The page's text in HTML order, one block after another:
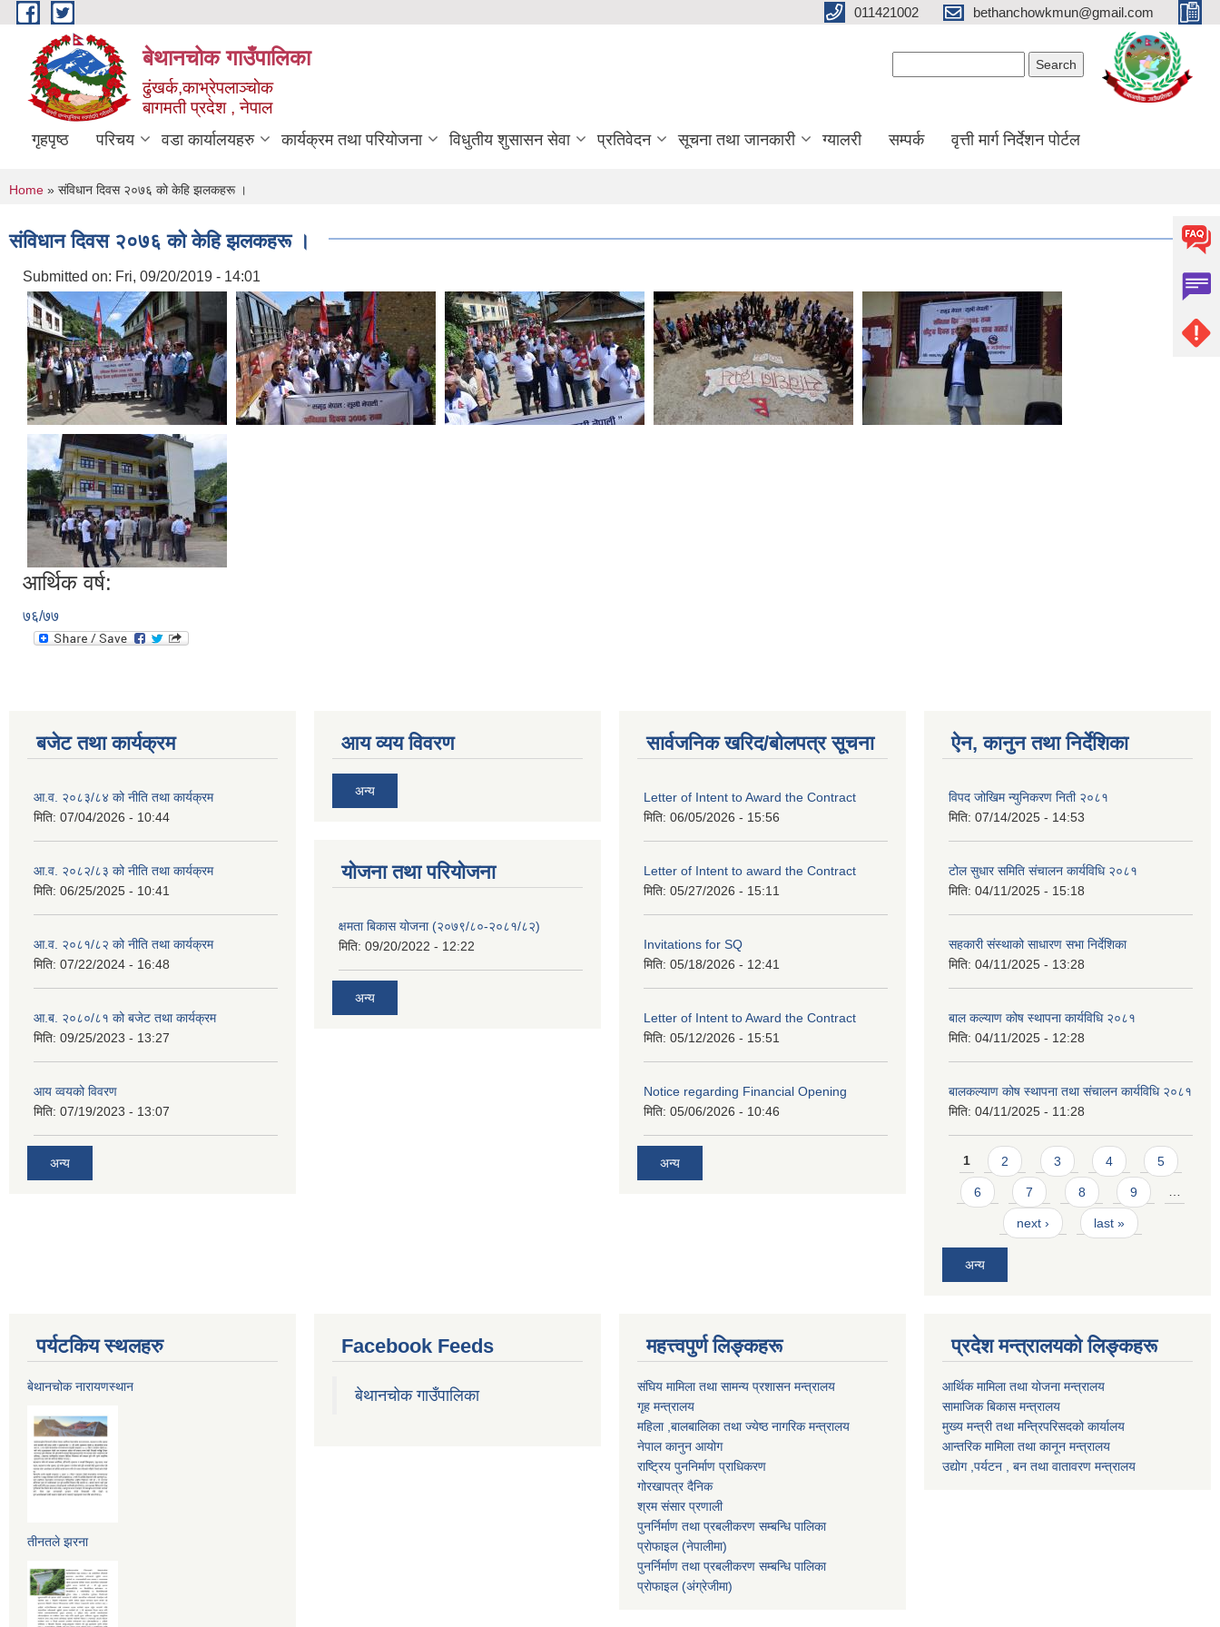
Skip to main content 011421002 bethanchowkmun@gmail.com
बेथानचोक गाउँपालिका
ढुंखर्क,काभ्रेपलाञ्चाेक
बागमती प्रदेश , नेपाल
गृहपृष्ठ परिचय वडा कार्यालयहरु कार्यक्रम तथा परियोजना विधुतीय शुसासन सेवा प्रतिवेदन सूचना तथा जानकारी ग्यालरी सम्पर्क वृत्ती मार्ग निर्देशन पोर्टल
You are here
Home » संविधान दिवस २०७६ काे केहि झलकहरू ।
संविधान दिवस २०७६ काे केहि झलकहरू ।
Submitted on: Fri, 09/20/2019 - 14:01
आर्थिक वर्ष:
७६/७७
बजेट तथा कार्यक्रम
आ.व. २०८३/८४ को नीति तथा कार्यक्रम
मिति: 07/04/2026 - 10:44
आ.व. २०८२/८३ को नीति तथा कार्यक्रम
मिति: 06/25/2025 - 10:41
आ.व. २०८१/८२ को नीति तथा कार्यक्रम
मिति: 07/22/2024 - 16:48
आ.ब. २०८०/८१ को बजेट तथा कार्यक्रम
मिति: 09/25/2023 - 13:27
आय व्वयको विवरण
मिति: 07/19/2023 - 13:07
अन्य
आय व्यय विवरण
अन्य
याेजना तथा परियाेजना
क्षमता बिकास योजना (२०७९/८०-२०८१/८२)
मिति: 09/20/2022 - 12:22
अन्य
सार्वजनिक खरिद/बोलपत्र सूचना
Letter of Intent to Award the Contract
मिति: 06/05/2026 - 15:56
Letter of Intent to award the Contract
मिति: 05/27/2026 - 15:11
Invitations for SQ
मिति: 05/18/2026 - 12:41
Letter of Intent to Award the Contract
मिति: 05/12/2026 - 15:51
Notice regarding Financial Opening
मिति: 05/06/2026 - 10:46
अन्य
ऐन, कानुन तथा निर्देशिका
विपद जोखिम न्युनिकरण निती २०८१
मिति: 07/14/2025 - 14:53
टोल सुधार समिति संचालन कार्यविधि २०८१
मिति: 04/11/2025 - 15:18
सहकारी संस्थाको साधारण सभा निर्देशिका
मिति: 04/11/2025 - 13:28
बाल कल्याण कोष स्थापना कार्यविधि २०८१
मिति: 04/11/2025 - 12:28
बालकल्याण कोष स्थापना तथा संचालन कार्यविधि २०८१
मिति: 04/11/2025 - 11:28
Pages
1 2 3 4 5
6 7 8 9 …
next › last »
अन्य
पर्यटकिय स्थलहरु
बेथानचोक नारायणस्थान
तीनतले झरना
Facebook Feeds
बेथानचोक गाउँपालिका
महत्त्वपुर्ण लिङ्कहरू
संघिय मामिला तथा सामन्य प्रशासन मन्त्रालय
गृह मन्त्रालय
महिला ,बालबालिका तथा ज्येष्ठ नागरिक मन्त्रालय
नेपाल कानुन आयोग
राष्ट्रिय पुननिर्माण प्राधिकरण
गोरखापत्र दैनिक
श्रम संसार प्रणाली
पुनर्निर्माण तथा प्रबलीकरण सम्बन्धि पालिका
प्राेफाइल (नेपालीमा)
पुनर्निर्माण तथा प्रबलीकरण सम्बन्धि पालिका
प्राेफाइल(अंग्रेजीमा)
प्रदेश मन्त्रालयको लिङ्कहरू
आर्थिक मामिला तथा योजना मन्त्रालय
सामाजिक बिकास मन्त्रालय
मुख्य मन्त्री तथा मन्त्रिपरिसदको कार्यालय
आन्तरिक मामिला तथा कानून मन्त्रालय
उद्योग ,पर्यटन , बन तथा वातावरण मन्त्रालय